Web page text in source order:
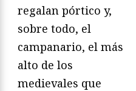
regalan pórtico y,
sobre todo, el
campanario, el más
alto de los
medievales que